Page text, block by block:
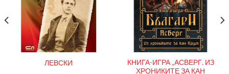
ЛЕВСКИ
КНИГА-ИГРА „АСВЕРГ. ИЗ
ХРОНИКИТЕ ЗА КАН